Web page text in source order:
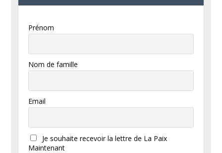
Prénom
Nom de famille
Email
Je souhaite recevoir la lettre de La Paix
Maintenant